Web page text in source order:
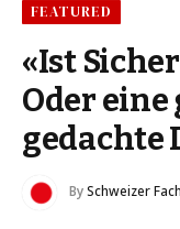
FEATURED
«Ist
Oder
gedachte
BySchweizer